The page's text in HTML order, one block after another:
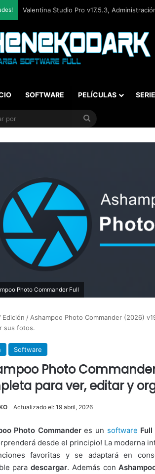
SQLite Expert Professional v5.5.42.658,
SOFTWARE PELÍCULAS
Buscar
Photo Commander Full
Edición / Ashampoo Photo Commander (2026)
sus fotos.
Software
Photo
para ver, editar y
Actualizado el: 19 abril, 2026
Photo Commanderes un software Full
desde el principio! La moderna
favoritas y se adaptará en
paradescargar. Además con